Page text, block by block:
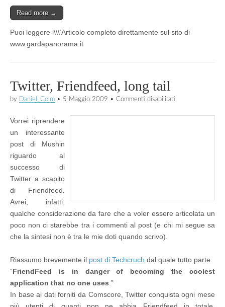
Read more →
Puoi leggere l\\\’Articolo completo direttamente sul sito di
www.gardapanorama.it
Twitter, Friendfeed, long tail
by Daniel_Colm • 5 Maggio 2009 • Commenti disabilitati
Friendfeed,
Vorrei riprendere
un interessante
post di Mushin
riguardo al
successo di
Twitter a scapito
di Friendfeed.
Avrei, infatti,
qualche considerazione da fare che a voler essere articolata un
poco non ci starebbe tra i commenti al post (e chi mi segue sa
che la sintesi non è tra le mie doti quando scrivo).
Riassumo brevemente il post di Techcruch dal quale tutto parte.
“FriendFeed is in danger of becoming the coolest
application that no one uses .”
In base ai dati forniti da Comscore, Twitter conquista ogni mese